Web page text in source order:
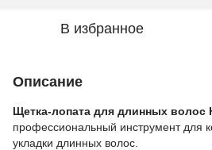
В избранное
Описание
Щетка-лопата для длинных волос
профессиональный инструмент для
укладки длинных волос.